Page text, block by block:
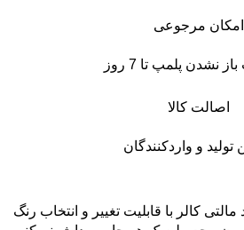
امکان مرجوعی
نشدن پلمپ تا 7 روز
اصالت کالا
تولید و واردکنندگان
کالر با قابلیت تغییر و انتخاب رنگ